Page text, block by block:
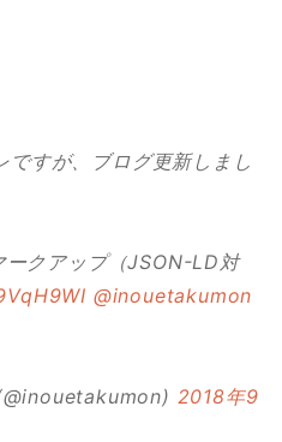
ですが、ブログ更新しまし
クアップ（JSON-LD対
@inouetakumon
2018年9